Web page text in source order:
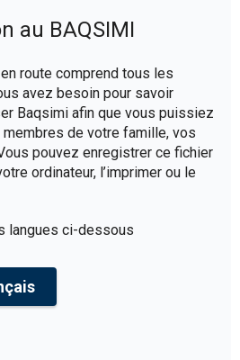
au BAQSIMI
route comprend tous les
avez besoin pour savoir
Baqsimi afin que vous puissiez
de votre famille, vos
pouvez enregistrer ce fichier
ordinateur, l’imprimer ou le
langues ci-dessous